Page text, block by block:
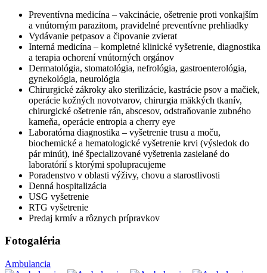
Preventívna medicína – vakcinácie, ošetrenie proti vonkajším
a vnútorným parazitom, pravidelné preventívne prehliadky
Vydávanie petpasov a čipovanie zvierat
Interná medicína – kompletné klinické vyšetrenie, diagnostika
a terapia ochorení vnútorných orgánov
Dermatológia, stomatológia, nefrológia, gastroenterológia,
gynekológia, neurológia
Chirurgické zákroky ako sterilizácie, kastrácie psov a mačiek,
operácie kožných novotvarov, chirurgia mäkkých tkanív,
chirurgické ošetrenie rán, abscesov, odstraňovanie zubného
kameňa, operácie entropia a cherry eye
Laboratórna diagnostika – vyšetrenie trusu a moču,
biochemické a hematologické vyšetrenie krvi (výsledok do
pár minút), iné špecializované vyšetrenia zasielané do
laboratórií s ktorými spolupracujeme
Poradenstvo v oblasti výživy, chovu a starostlivosti
Denná hospitalizácia
USG vyšetrenie
RTG vyšetrenie
Predaj krmív a rôznych prípravkov
Fotogaléria
Ambulancia